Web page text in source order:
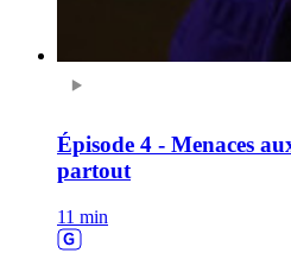
Épisode 4 - Menaces
partout
11 min